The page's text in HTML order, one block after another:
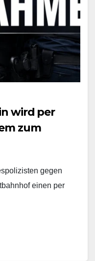
wird per
zum
gegen
einen per